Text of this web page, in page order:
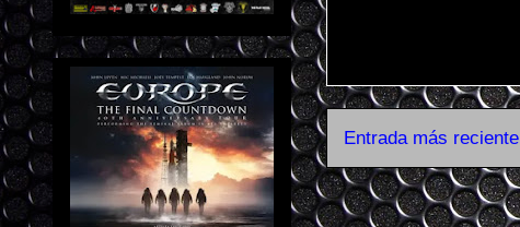
Entrada más reciente